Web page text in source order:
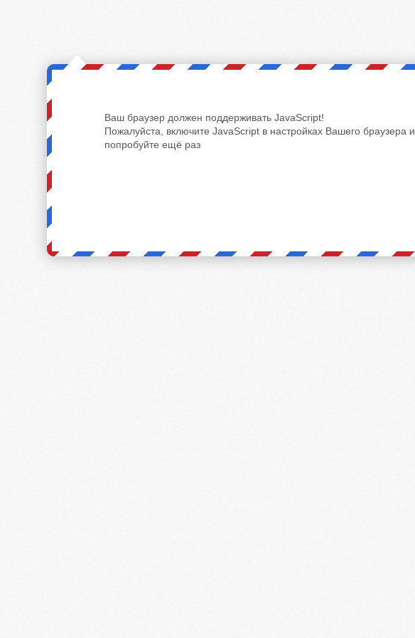
Ваш браузер должен поддерживать JavaScript!
Пожалуйста, включите JavaScript в настройках Вашего браузера и
попробуйте ещё раз